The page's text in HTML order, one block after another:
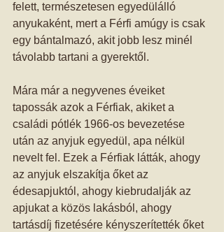
felett, természetesen egyedülálló
anyukaként, mert a Férfi amúgy is csak
egy bántalmazó, akit jobb lesz minél
távolabb tartani a gyerektől.
Mára már a negyvenes éveiket
tapossák azok a Férfiak, akiket a
családi pótlék 1966-os bevezetése
után az anyjuk egyedül, apa nélkül
nevelt fel. Ezek a Férfiak látták, ahogy
az anyjuk elszakítja őket az
édesapjuktól, ahogy kiebrudalják az
apjukat a közös lakásból, ahogy
tartásdíj fizetésére kényszerítették őket